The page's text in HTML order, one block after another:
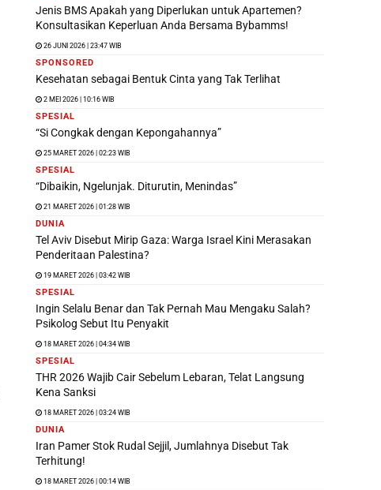
Jenis BMS Apakah yang Diperlukan untuk Apartemen?
Konsultasikan Keperluan Anda Bersama Bybamms!
26 JUNI 2026 | 23:47 WIB
SPONSORED
Kesehatan sebagai Bentuk Cinta yang Tak Terlihat
2 MEI 2026 | 10:16 WIB
SPESIAL
“Si Congkak dengan Kepongahannya”
25 MARET 2026 | 02:23 WIB
SPESIAL
“Dibaikin, Ngelunjak. Diturutin, Menindas”
21 MARET 2026 | 01:28 WIB
DUNIA
Tel Aviv Disebut Mirip Gaza: Warga Israel Kini Merasakan
Penderitaan Palestina?
19 MARET 2026 | 03:42 WIB
SPESIAL
Ingin Selalu Benar dan Tak Pernah Mau Mengaku Salah?
Psikolog Sebut Itu Penyakit
18 MARET 2026 | 04:34 WIB
SPESIAL
THR 2026 Wajib Cair Sebelum Lebaran, Telat Langsung
Kena Sanksi
18 MARET 2026 | 03:24 WIB
DUNIA
Iran Pamer Stok Rudal Sejjil, Jumlahnya Disebut Tak
Terhitung!
18 MARET 2026 | 00:14 WIB